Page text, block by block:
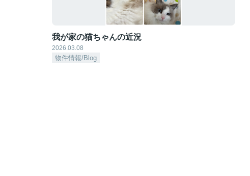
我が家の猫ちゃんの近況
2026.03.08
物件情報/Blog